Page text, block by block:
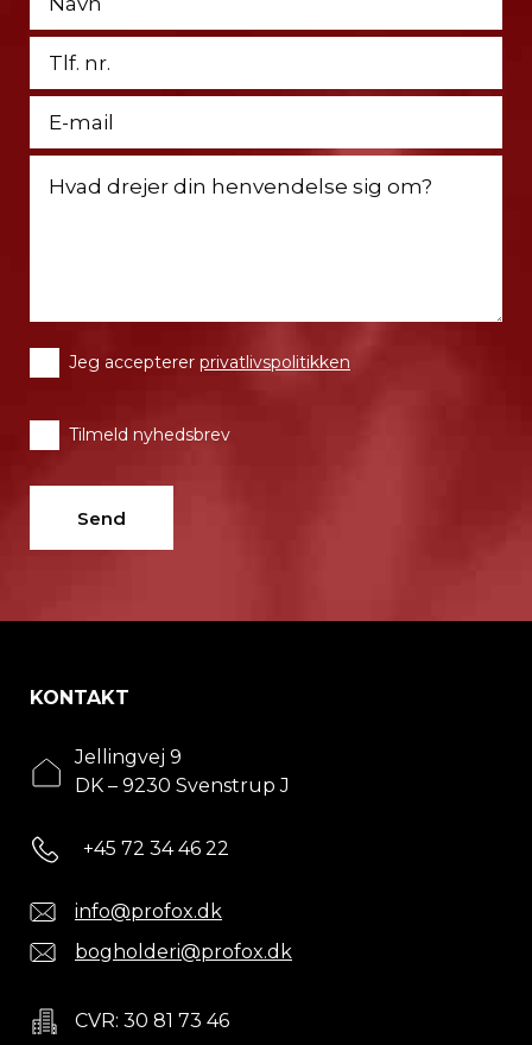
Jeg accepterer privatlivspolitikken
Tilmeld nyhedsbrev
KONTAKT
Jellingvej 9
DK – 9230 Svenstrup J
+45 72 34 46 22
info@profox.dk
bogholderi@profox.dk
CVR: 30 81 73 46